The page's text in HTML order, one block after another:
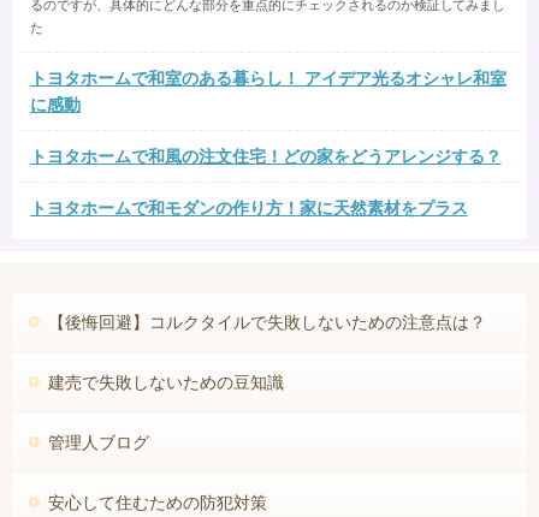
るのですが、具体的にどんな部分を重点的にチェックされるのか検証してみまし
た
トヨタホームで和室のある暮らし！ アイデア光るオシャレ和室
に感動
トヨタホームで和風の注文住宅！どの家をどうアレンジする？
トヨタホームで和モダンの作り方！家に天然素材をプラス
【後悔回避】コルクタイルで失敗しないための注意点は？
建売で失敗しないための豆知識
管理人ブログ
安心して住むための防犯対策